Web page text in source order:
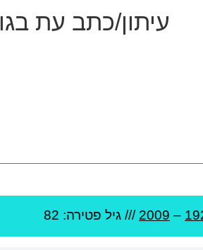
עיתון/כתב עת
–
2009 /// גיל פטירה: 82